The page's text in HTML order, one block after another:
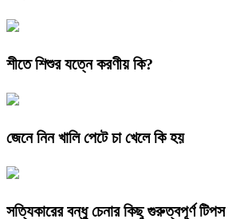
শীতে শিশুর যত্নে করণীয় কি?
জেনে নিন খালি পেটে চা খেলে কি হয়
সত্যিকারের বন্ধু চেনার কিছু গুরুত্বপূর্ণ টিপস